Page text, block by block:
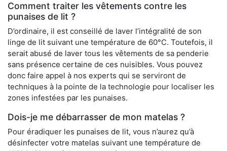
Comment traiter les vêtements contre les
punaises de lit ?
D’ordinaire, il est conseillé de laver l’intégralité de son
linge de lit suivant une température de 60°C. Toutefois, il
serait abusé de laver tous les vêtements de sa penderie
sans présence certaine de ces nuisibles. Vous pouvez
donc faire appel à nos experts qui se serviront de
techniques à la pointe de la technologie pour localiser les
zones infestées par les punaises.
Dois-je me débarrasser de mon matelas ?
Pour éradiquer les punaises de lit, vous n’aurez qu’à
désinfecter votre matelas suivant une température de